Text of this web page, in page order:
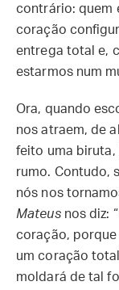
contrário: quem
coração
entrega total e,
estarmos num
Ora, quando
nos atraem, de
feito uma biruta,
rumo. Contudo,
nós nos
Mateusnos diz:
coração, porque
um coração
moldará de tal